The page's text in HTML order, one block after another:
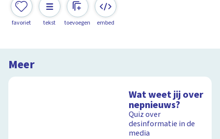
favoriet tekst toevoegen embed
Meer
Wat weet jij over
nepnieuws?
Quiz over
desinformatie in de
media